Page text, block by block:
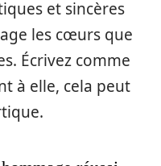
et sincères
les cœurs que
Écrivez comme
à elle, cela peut